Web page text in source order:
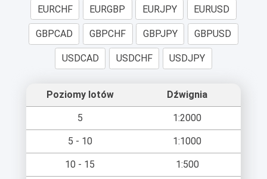
EURCHF EURGBP EURJPY EURUSD
GBPCAD GBPCHF GBPJPY GBPUSD
USDCAD USDCHF USDJPY
Poziomy lotów Dźwignia
5 1:2000
5 - 10 1:1000
10 - 15 1:500